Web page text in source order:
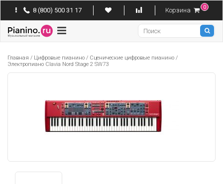
8 (800) 500 31 17 Корзина 0
Pianino
Главная / Цифровые пианино / Сценические цифровые пианино /
Электропиано Clavia Nord Stage 2 SW73